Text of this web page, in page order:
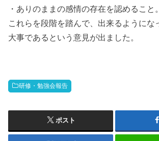
・ありのままの感情の存在を認めること。
これらを段階を踏んで、出来るようにな
大事であるという意見が出ました。
研修・勉強会報告
ポスト